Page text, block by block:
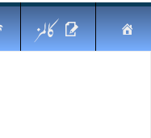
صفحہ کالمز